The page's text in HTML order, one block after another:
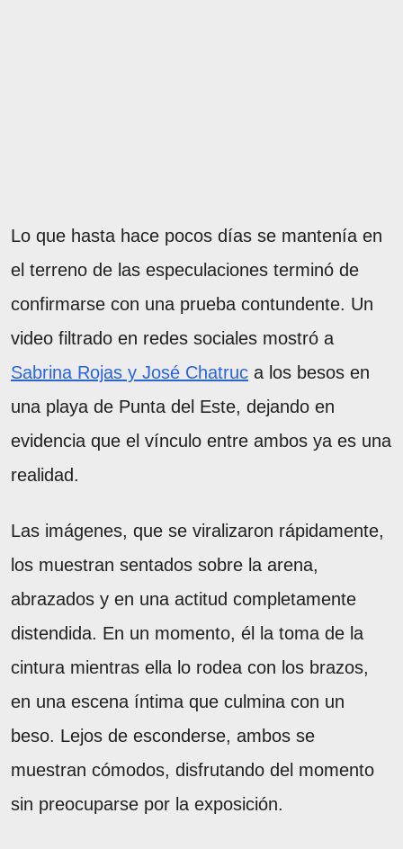
Lo que hasta hace pocos días se mantenía en
el terreno de las especulaciones terminó de
confirmarse con una prueba contundente. Un
video filtrado en redes sociales mostró a
Sabrina Rojas y José Chatruc a los besos en
una playa de Punta del Este, dejando en
evidencia que el vínculo entre ambos ya es una
realidad.
Las imágenes, que se viralizaron rápidamente,
los muestran sentados sobre la arena,
abrazados y en una actitud completamente
distendida. En un momento, él la toma de la
cintura mientras ella lo rodea con los brazos,
en una escena íntima que culmina con un
beso. Lejos de esconderse, ambos se
muestran cómodos, disfrutando del momento
sin preocuparse por la exposición.